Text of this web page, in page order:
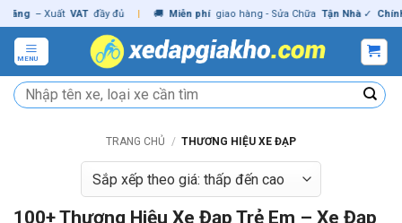
Skip
to
content
Xuất VAT đầy đủ | 🚚 Miễn phí giao hàng - Sửa Chữa Tận Nhà ✓ Chính hãng
MENU
Tìm
kiếm:
TRANG CHỦ / THƯƠNG HIỆU XE ĐẠP
100+ Thương Hiệu Xe Đạp Trẻ Em – Xe Đạp